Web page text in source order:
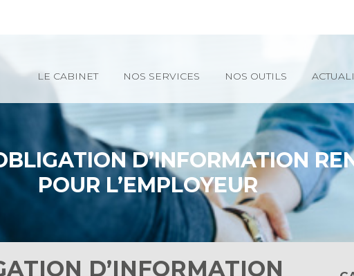
Principal
LE CABINET NOS SERVICES NOS OUTILS
D’INFORMATION
POUR L’EMPLOYEUR
D’INFORMATION